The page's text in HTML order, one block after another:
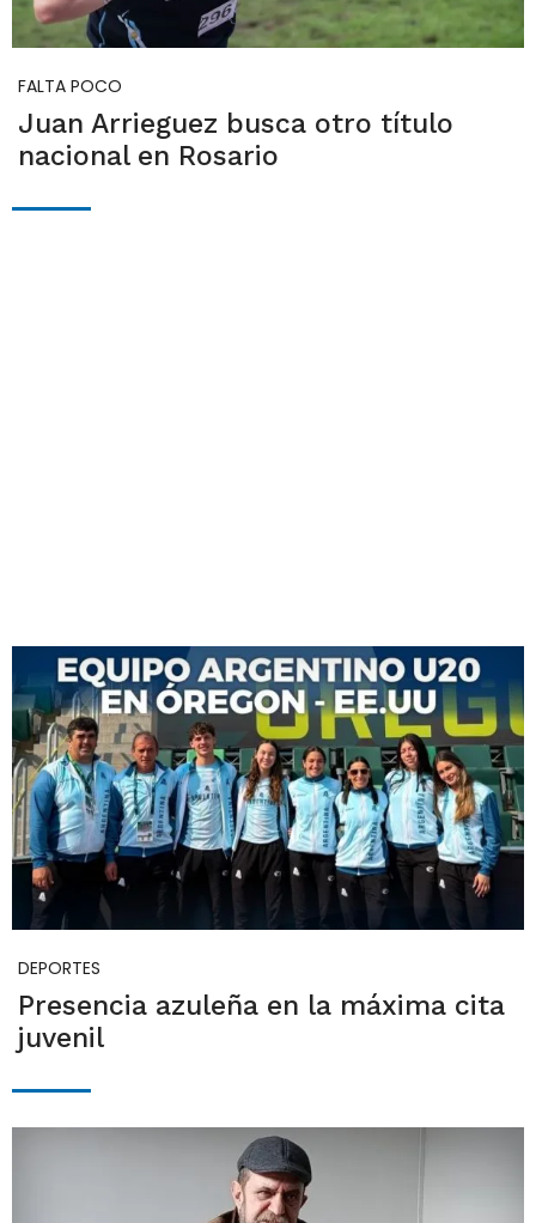
FALTA POCO
Juan Arrieguez busca otro título
nacional en Rosario
DEPORTES
Presencia azuleña en la máxima cita
juvenil